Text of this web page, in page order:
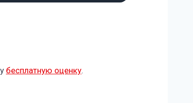
бесплатную оценку.